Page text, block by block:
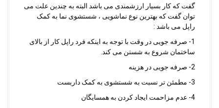
گفت که کار بسیار ارزشمندی می باشد البته به چندین علت می
توان گفت که بهترین نوع نماشویی ، شستشوی نما به کمک
راپل می باشد :
1- صرفه جویی در وقت با توجه به اینکه فرد راپل کار از بالای
ساختمان شروع به شستن می کند.
2- صرفه جویی در هزینه
3- مطمئن تر نسبت به شستشوی به کمک داربست
4- عدم مزاحمت ایجاد کردن به همسایگان